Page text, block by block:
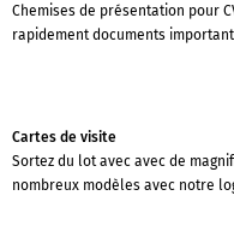
Chemises de présentation pour
rapidement documents
Cartes de visite
Sortez du lot avec avec de
nombreux modèles avec notre